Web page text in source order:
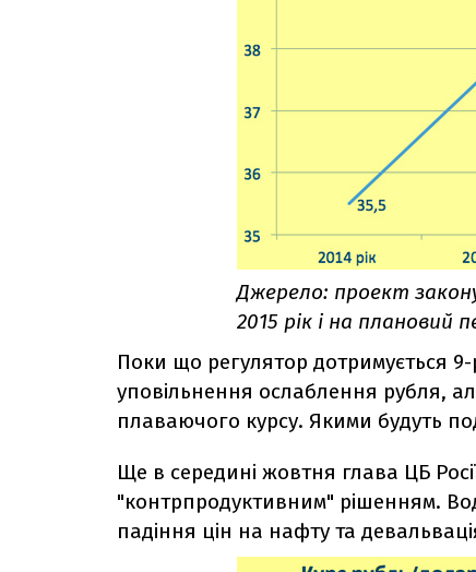
Джерело: проект
2015 рік і на плановий
Поки що регулятор дотримується
уповільнення ослаблення рубля,
плаваючого курсу. Якими будуть
Ще в середині жовтня глава ЦБ
"контрпродуктивним" рішенням.
падіння цін на нафту та